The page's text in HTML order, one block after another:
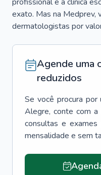
exato. Mas na Medprev,
dermatologistas por
Agende uma
reduzidos
Se você procura por
Alegre, conte com a
consultas e
mensalidade e sem